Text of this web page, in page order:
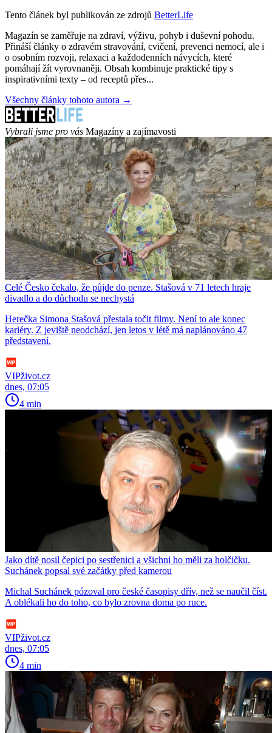
Tento článek byl publikován ze zdrojů BetterLife
Magazín se zaměřuje na zdraví, výživu, pohyb i duševní pohodu.
Přináší články o zdravém stravování, cvičení, prevenci nemocí, ale i
o osobním rozvoji, relaxaci a každodenních návycích, které
pomáhají žít vyrovnaněji. Obsah kombinuje praktické tipy s
inspirativními texty – od receptů přes...
Všechny články tohoto autora →
Vybrali jsme pro vás Magazíny a zajímavosti
Celé Česko čekalo, že půjde do penze. Stašová v 71 letech hraje
divadlo a do důchodu se nechystá
Herečka Simona Stašová přestala točit filmy. Není to ale konec
kariéry. Z jeviště neodchází, jen letos v létě má naplánováno 47
představení.
VIPživot.cz
dnes, 07:05
4 min
Jako dítě nosil čepici po sestřenici a všichni ho měli za holčičku.
Suchánek popsal své začátky před kamerou
Michal Suchánek pózoval pro české časopisy dřív, než se naučil číst.
A oblékali ho do toho, co bylo zrovna doma po ruce.
VIPživot.cz
dnes, 07:05
4 min